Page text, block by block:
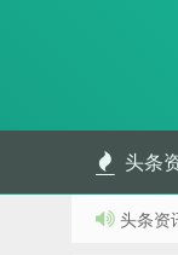
头条
头条资